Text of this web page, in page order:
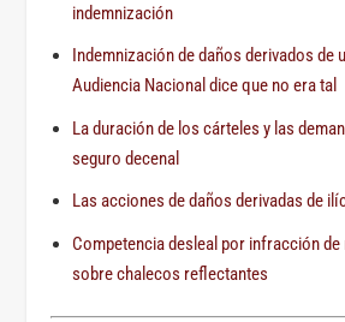
indemnización
Indemnización de daños derivados de
Audiencia Nacional dice que no era tal
La duración de los cárteles y las
seguro decenal
Las acciones de daños derivadas de
Competencia desleal por infracción
sobre chalecos reflectantes